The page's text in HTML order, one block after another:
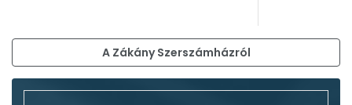
A Zákány Szerszámházról